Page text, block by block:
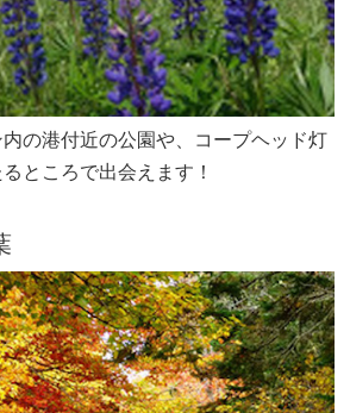
の港付近の公園や、コープヘッド灯
ところで出会えます！